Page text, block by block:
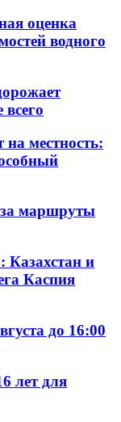
оценка
водного
всего
местность:
маршруты
и
Каспия
до 16:00
лет для